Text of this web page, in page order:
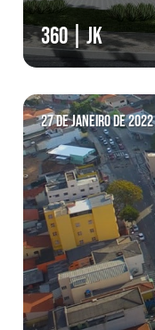
360 | JK
27 de janeiro de 2022